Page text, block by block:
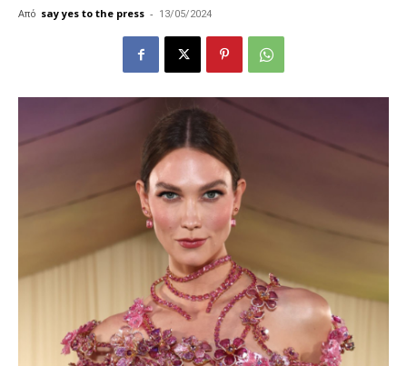
Από say yes to the press - 13/05/2024